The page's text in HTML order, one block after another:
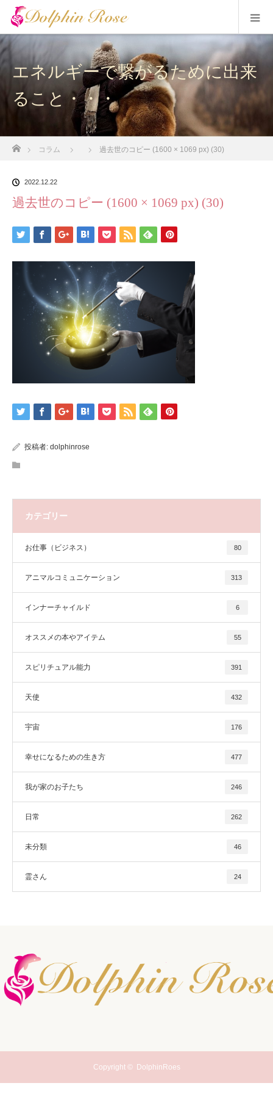
エネルギーで繋がるために出来
ること・・・
コラム 過去世のコピー (1600 × 1069 px) (30)
2022.12.22
過去世のコピー (1600 × 1069 px) (30)
投稿者: dolphinrose
カテゴリー
お仕事（ビジネス） 80
アニマルコミュニケーション 313
インナーチャイルド 6
オススメの本やアイテム 55
スピリチュアル能力 391
天使 432
宇宙 176
幸せになるための生き方 477
我が家のお子たち 246
日常 262
未分類 46
霊さん 24
Copyright © DolphinRoes